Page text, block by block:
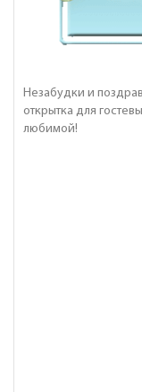
Незабудки и
открытка для
любимой!